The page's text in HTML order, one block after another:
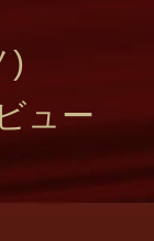
)
ュー